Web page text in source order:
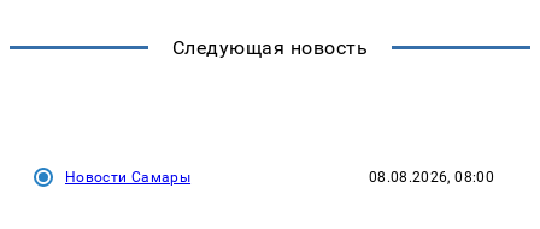
Следующая новость
Новости Самары 08.08.2026, 08:00